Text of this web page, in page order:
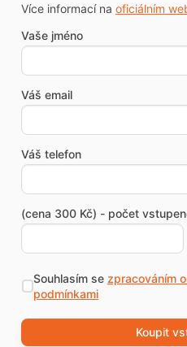
Více informací na oficiálním
Vaše jméno
Váš email
Váš telefon
(cena 300 Kč) - počet
Souhlasím se zpracováním
podmínkami
Koupit